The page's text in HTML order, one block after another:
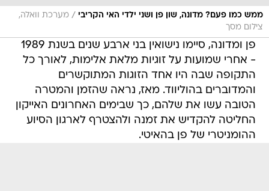
ממש כמו פעם? מדונה, שון פן ושני ילדי האי הקריבי / מערכת וואלה,
צילום מסך
פן ומדונה, סיימו נישואין בני ארבע שנים בשנת 1989
- אחרי שמועות על זוגיות מלאת אלימות, לאורך כל
התקופה שבה היו אחד הזוגות המתוקשרים
והמדוברים בהוליווד. מאז, נראה שהזמן והמטרה
הטובה עשו את שלהם, כך שבימים האחרונים האייקון
החליטה להקדיש את זמנה ולהצטרף לארגון הסיוע
ההומניטרי של פן בהאיטי.